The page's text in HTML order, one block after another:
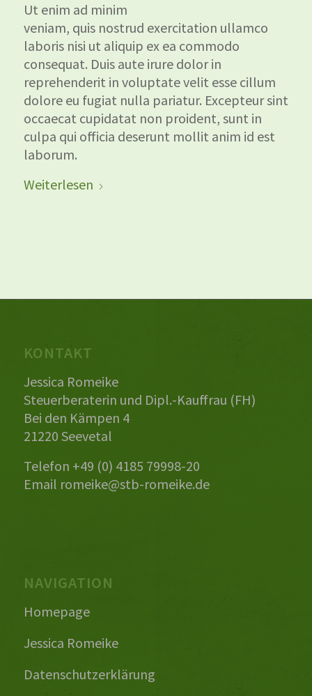
Ut enim ad minim
veniam, quis nostrud exercitation ullamco
laboris nisi ut aliquip ex ea commodo
consequat. Duis aute irure dolor in
reprehenderit in voluptate velit esse cillum
dolore eu fugiat nulla pariatur. Excepteur sint
occaecat cupidatat non proident, sunt in
culpa qui officia deserunt mollit anim id est
laborum.
Weiterlesen
KONTAKT
Jessica Romeike
Steuerberaterin und Dipl.-Kauffrau (FH)
Bei den Kämpen 4
21220 Seevetal
Telefon +49 (0) 4185 79998-20
Email romeike@stb-romeike.de
NAVIGATION
Homepage
Jessica Romeike
Datenschutzerklärung